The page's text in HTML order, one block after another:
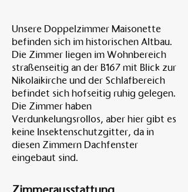
Unsere Doppelzimmer Maisonette
befinden sich im historischen Altbau.
Die Zimmer liegen im Wohnbereich
straßenseitig an der B167 mit Blick zur
Nikolaikirche und der Schlafbereich
befindet sich hofseitig ruhig gelegen.
Die Zimmer haben
Verdunkelungsrollos, aber hier gibt es
keine Insektenschutzgitter, da in
diesen Zimmern Dachfenster
eingebaut sind.